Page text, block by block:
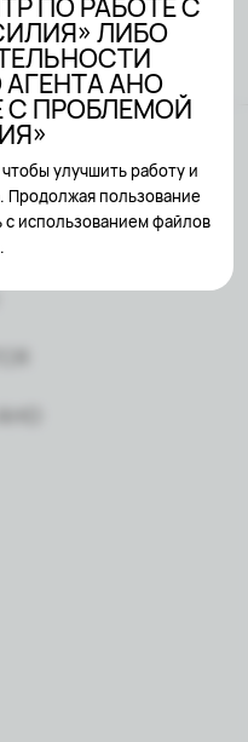
ЛИБО
АНО
С ПРОБЛЕМОЙ
улучшить работу и
Продолжая пользование
использованием файлов